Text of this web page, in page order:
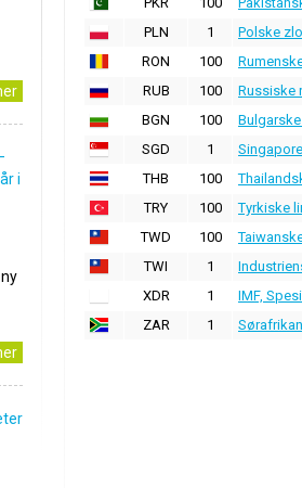
PLN
1 Polske
RON
100
RUB
100 Russiske
BGN
100
SGD
1
THB
100
TRY
100 Tyrkiske
TWD
100
TWI
1
XDR
1 IMF,
ZAR
1
i